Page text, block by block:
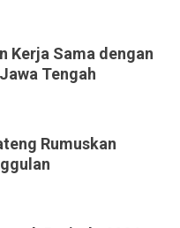
Kerja Sama dengan
Tengah
Rumuskan